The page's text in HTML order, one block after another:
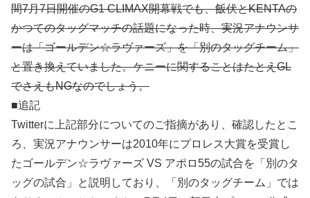
間7月7日開催のG1 CLIMAX開幕戦でも、飯伏とKENTAの
かつてのタッグマッチの話題になった時、実況アナウンサ
ーは「ゴールデン☆ラヴァーズ」を「別のタッグチーム」
と置き換えていました。ケニーに関することはたとえGL
でさえもNGなのでしょう。
■追記
Twitterに上記部分についてのご指摘があり、確認したとこ
ろ、実況アナウンサーは2010年にプロレス大賞を受賞し
たゴールデン☆ラヴァーズ VS アポロ55の試合を「別のタ
ッグの試合」と説明しており、「別のタッグチーム」では